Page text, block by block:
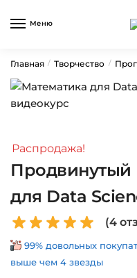
Меню
Главная / Творчество /
Распродажа!
Продвинутый
для Data
(4
99% довольных
выше чем 4 звезды